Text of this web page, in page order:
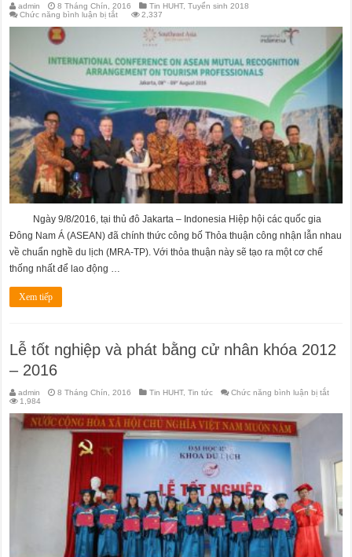
admin 8 Tháng Chín, 2016 Tin HUHT,Tuyển sinh 2018
Chức năng bình luận bị tắtở
du
lịch
ở
nước
nội
khối
hội
và
thách
thức
cho
các
sinh
viên
lịch
2,337
Ngày 9/8/2016, tại thủ đô Jakarta – Indonesia Hiệp hội các quốc gia
Đông Nam Á (ASEAN) đã chính thức công bố Thỏa thuận công nhận lẫn nhau
về chuẩn nghề du lịch (MRA-TP). Với thỏa thuận này sẽ tạo ra một cơ chế
thống nhất để lao động …
Xem tiếp
Lễ tốt nghiệp và phát bằng cử nhân khóa 2012
– 2016
admin 8 Tháng Chín, 2016 Tin HUHT,Tin tức Chức năng bình luận bị tắtở
nhân
1,984